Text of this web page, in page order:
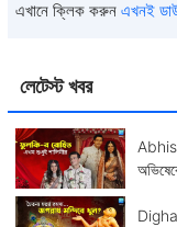
লেটেস্ট খবর
এখানে ক্লিক করুন এখনই